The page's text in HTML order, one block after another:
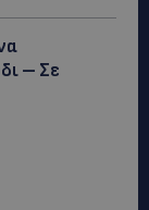
– Σε